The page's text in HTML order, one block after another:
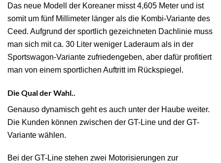
Das neue Modell der Koreaner misst 4,605 Meter und ist
somit um fünf Millimeter länger als die Kombi-Variante des
Ceed. Aufgrund der sportlich gezeichneten Dachlinie muss
man sich mit ca. 30 Liter weniger Laderaum als in der
Sportswagon-Variante zufriedengeben, aber dafür profitiert
man von einem sportlichen Auftritt im Rückspiegel.
Die Qual der Wahl..
Genauso dynamisch geht es auch unter der Haube weiter.
Die Kunden können zwischen der GT-Line und der GT-
Variante wählen.
Bei der GT-Line stehen zwei Motorisierungen zur